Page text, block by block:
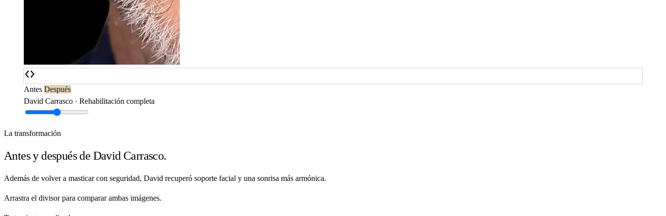
Antes Después
David Carrasco · Rehabilitación completa
La transformación
Antes y después de David Carrasco.
Además de volver a masticar con seguridad, David recuperó soporte facial y una sonrisa más armónica.
Arrastra el divisor para comparar ambas imágenes.